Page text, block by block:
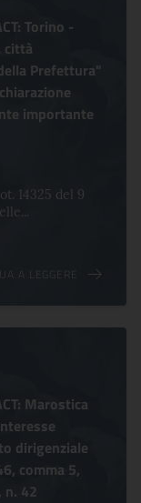
Torino -
città
Prefettura"
importante
14325 del 9
A LEGGERE
Marostica
dirigenziale
comma 5,
n. 42